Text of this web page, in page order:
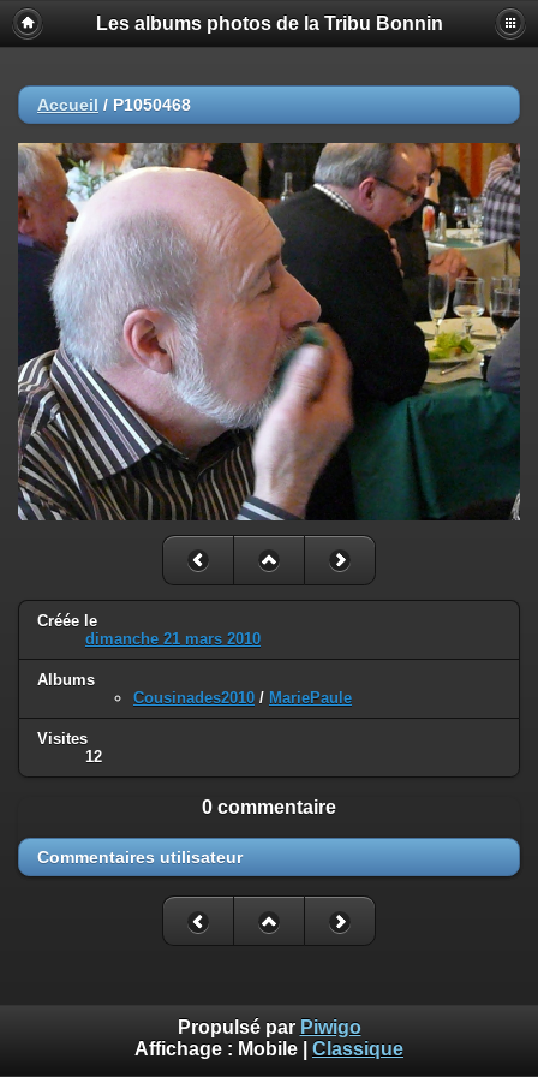
Les albums photos de la Tribu Bonnin
Accueil / P1050468
Créée le
dimanche 21 mars 2010
Albums
Cousinades2010 / MariePaule
Visites
12
0 commentaire
Commentaires utilisateur
Propulsé par Piwigo
Affichage : Mobile Classique